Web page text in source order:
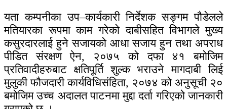
यता कम्पनीका उप–कार्यकारी निर्देशक सङ्गम पौडेलले
मतियारका रूपमा काम गरेको दाबीसहित विभागले मुख्य
कसुरदारलाई हुने सजायको आधा सजाय हुन तथा अपराध
पीडित संरक्षण ऐन, २०७५ को दफा ४१ बमोजिम
प्रतिवादीहरुबाट क्षतिपूर्ति शुल्क भराउने मागदाबी लिई
मुलुकी फौजदारी कार्यविधिसंहिता, २०७४ को अनुसूची २०
बमोजिम उच्च अदालत पाटनमा मुद्दा दर्ता गरिएको जानकारी